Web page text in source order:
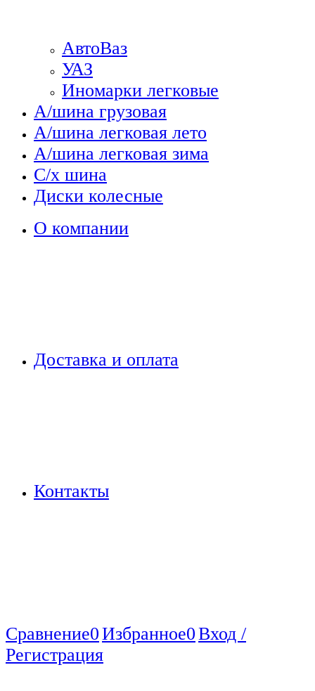
АвтоВаз
УАЗ
Иномарки легковые
А/шина грузовая
А/шина легковая лето
А/шина легковая зима
С/х шина
Диски колесные
О компании
Доставка и оплата
Контакты
Сравнение0Избранное0Вход /
Регистрация